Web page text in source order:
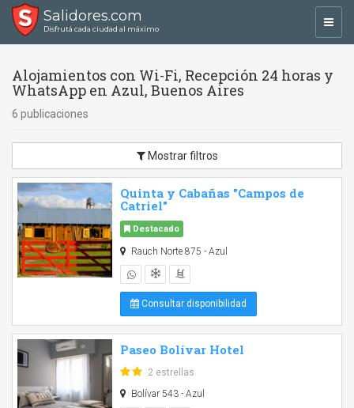
Salidores.com
Disfrutá cada ciudad al máximo
Alojamientos con Wi-Fi, Recepción 24 horas y
WhatsApp en Azul, Buenos Aires
6 publicaciones
Mostrar filtros
Quinta y Cabañas "Campos de
Catriel"
Destacado
Rauch Norte 875 - Azul
Consultar disponibilidad
Paseo Bolívar Hotel
2 estrellas
Bolívar 543 - Azul